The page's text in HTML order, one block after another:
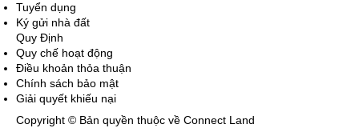
Tuyển dụng
Ký gửi nhà đất
Quy Định
Quy chế hoạt động
Điều khoản thỏa thuận
Chính sách bảo mật
Giải quyết khiếu nại
Copyright © Bản quyền thuộc về Connect Land